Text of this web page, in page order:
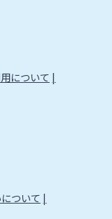
について
ついて